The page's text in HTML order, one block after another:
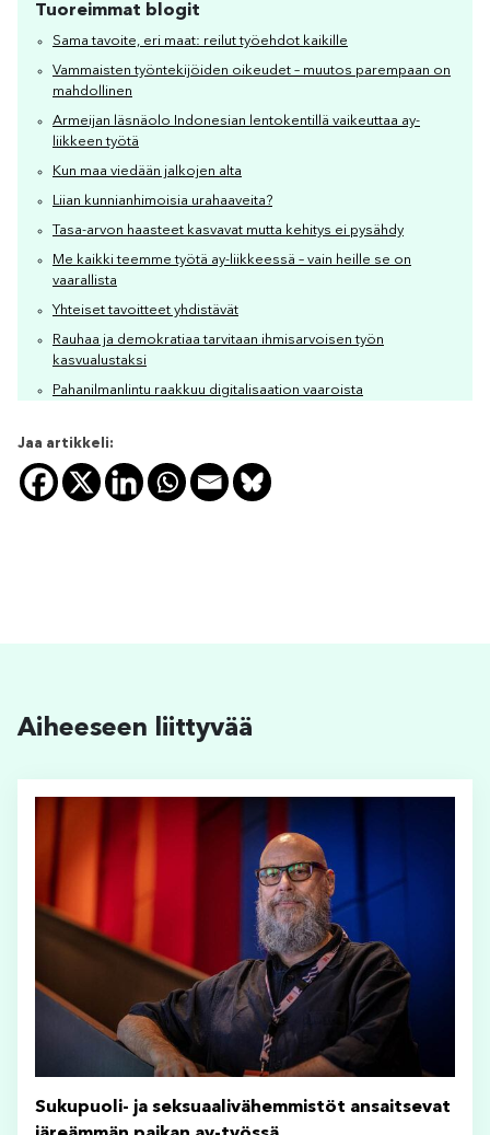
Tuoreimmat blogit
Sama tavoite, eri maat: reilut työehdot kaikille
Vammaisten työntekijöiden oikeudet – muutos parempaan on
mahdollinen
Armeijan läsnäolo Indonesian lentokentillä vaikeuttaa ay-
liikkeen työtä
Kun maa viedään jalkojen alta
Liian kunnianhimoisia urahaaveita?
Tasa-arvon haasteet kasvavat mutta kehitys ei pysähdy
Me kaikki teemme työtä ay-liikkeessä – vain heille se on
vaarallista
Yhteiset tavoitteet yhdistävät
Rauhaa ja demokratiaa tarvitaan ihmisarvoisen työn
kasvualustaksi
Pahanilmanlintu raakkuu digitalisaation vaaroista
Jaa artikkeli:
Aiheeseen liittyvää
Sukupuoli- ja seksuaalivähemmistöt ansaitsevat